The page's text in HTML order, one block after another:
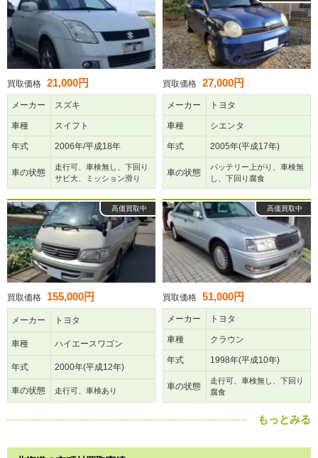
買取価格 21,000円
メーカー スズキ
車種 スイフト
年式 2006年/平成18年
車の状態
走行可、車検無し、下回り
サビ大、ミッション滑り
買取価格 27,000円
メーカー トヨタ
車種 シエンタ
年式 2005年(平成17年)
車の状態
バッテリー上がり、車検無
し、下回り腐食
高価買取中
買取価格 155,000円
メーカー トヨタ
車種 ハイエースワゴン
年式 2000年(平成12年)
車の状態 走行可、車検あり
高価買取中
買取価格 51,000円
メーカー トヨタ
車種 クラウン
年式 1998年(平成10年)
車の状態
走行可、車検無し、下回り
腐食
もっとみる